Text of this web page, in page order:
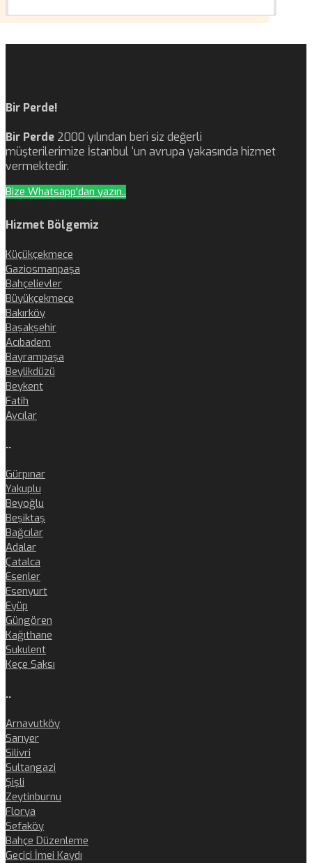
Bir Perde!
Bir Perde 2000 yılından beri siz değerli
müşterilerimize İstanbul ‘un avrupa yakasında hizmet
vermektedir.
Bize Whatsapp'dan yazın..
Hizmet Bölgemiz
Küçükçekmece
Gaziosmanpaşa
Bahçelievler
Büyükçekmece
Bakırköy
Başakşehir
Acıbadem
Bayrampaşa
Beylikdüzü
Beykent
Fatih
Avcılar
..
Gürpınar
Yakuplu
Beyoğlu
Beşiktaş
Bağcılar
Adalar
Çatalca
Esenler
Esenyurt
Eyüp
Güngören
Kağıthane
Sukulent
Keçe Saksı
..
Arnavutköy
Sarıyer
Silivri
Sultangazi
Şişli
Zeytinburnu
Florya
Sefaköy
Bahçe Düzenleme
Geçici İmei Kaydı